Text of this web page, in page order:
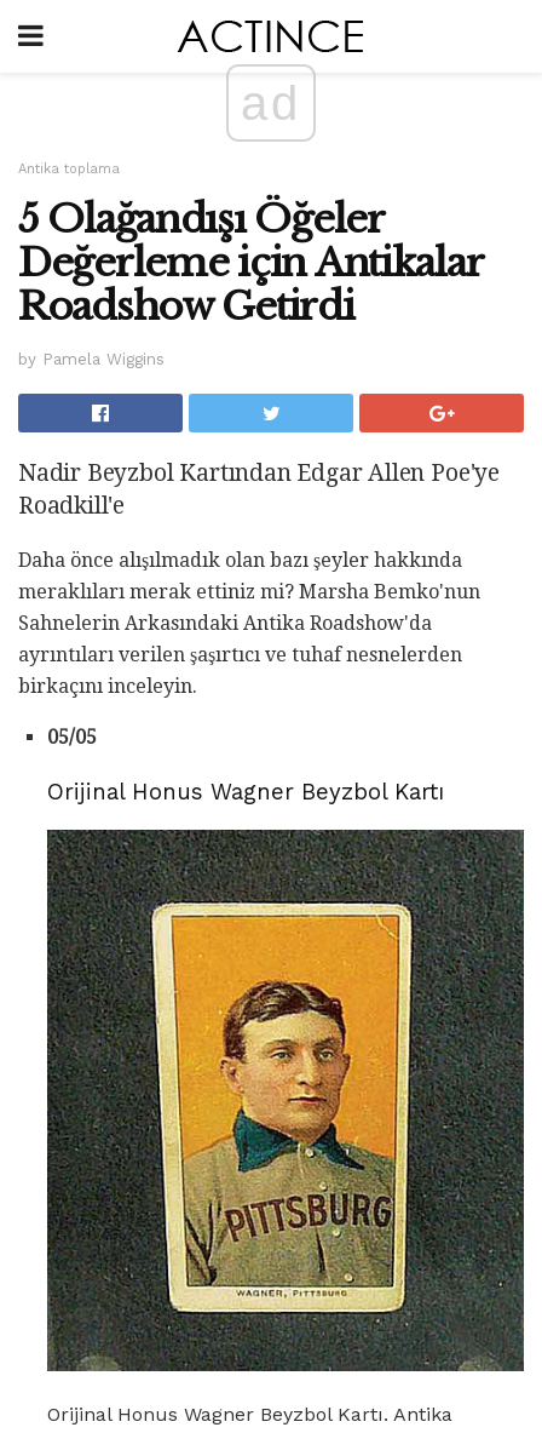
ad
Antika toplama
5 Olağandışı Öğeler
Değerleme için Antikalar
Roadshow Getirdi
by Pamela Wiggins
Nadir Beyzbol Kartından Edgar Allen Poe'ye
Roadkill'e
Daha önce alışılmadık olan bazı şeyler hakkında
meraklıları merak ettiniz mi? Marsha Bemko'nun
Sahnelerin Arkasındaki Antika Roadshow'da
ayrıntıları verilen şaşırtıcı ve tuhaf nesnelerden
birkaçını inceleyin.
05/05
Orijinal Honus Wagner Beyzbol Kartı
Orijinal Honus Wagner Beyzbol Kartı. Antika